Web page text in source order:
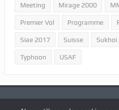
Meeting Mirage 2000
Premier Vol Programme
Siae 2017 Suisse Sukhoi
Typhoon USAF